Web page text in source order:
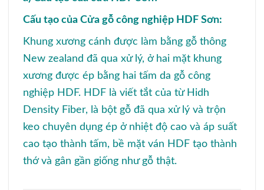
Cấu tạo của Cửa gỗ công nghiệp HDF Sơn:
Khung xương cánh được làm bằng gỗ thông
New zealand đã qua xử lý, ở hai mặt khung
xương được ép bằng hai tấm da gỗ công
nghiệp HDF. HDF là viết tắt của từ Hidh
Density Fiber, là bột gỗ đã qua xử lý và trộn
keo chuyên dụng ép ở nhiệt độ cao và áp suất
cao tạo thành tấm, bề mặt ván HDF tạo thành
thớ và gân gần giống như gỗ thật.